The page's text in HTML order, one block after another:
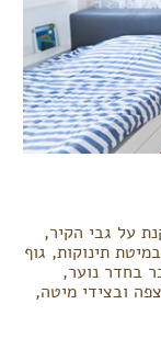
על גבי הקיר,
תינוקות, גוף
בחדר נוער,
יהיה בגובה 120סמ' מרצפה ובצידי מיטה,